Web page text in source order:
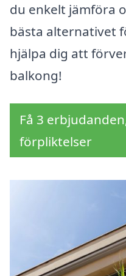
du enkelt jämföra
bästa alternativet
hjälpa dig att
balkong!
Få 3
förpliktelser